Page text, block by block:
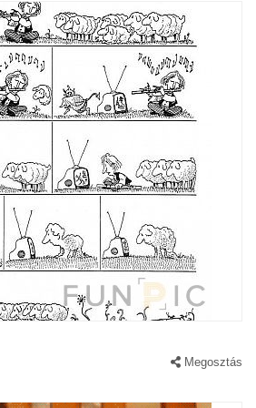
Megosztás